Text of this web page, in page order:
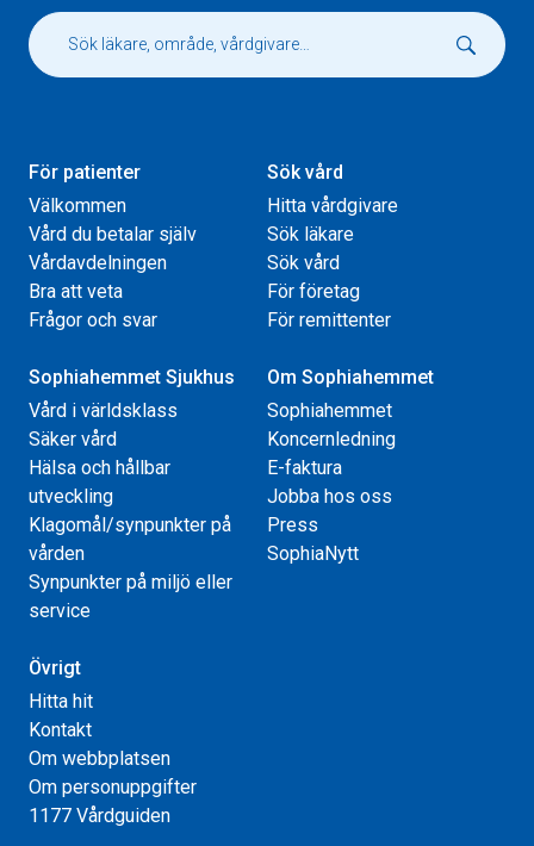
För patienter
Välkommen
Vård du betalar själv
Vårdavdelningen
Bra att veta
Frågor och svar
Sök vård
Hitta vårdgivare
Sök läkare
Sök vård
För företag
För remittenter
Sophiahemmet Sjukhus
Vård i världsklass
Säker vård
Hälsa och hållbar
utveckling
Klagomål/synpunkter på
vården
Synpunkter på miljö eller
service
Om Sophiahemmet
Sophiahemmet
Koncernledning
E-faktura
Jobba hos oss
Press
SophiaNytt
Övrigt
Hitta hit
Kontakt
Om webbplatsen
Om personuppgifter
1177 Vårdguiden